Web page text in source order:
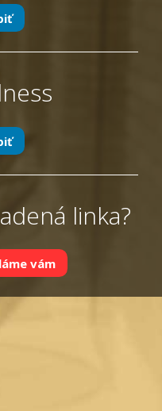
linka?
vám